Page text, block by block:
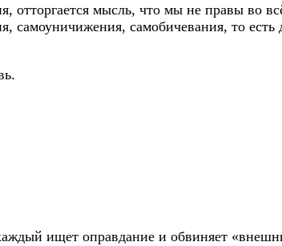
отторгается мысль, что мы не правы во
самоуничижения, самобичевания, то есть
ищет оправдание и обвиняет